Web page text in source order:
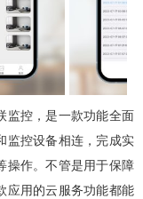
监控，是一款功能全面
监控设备相连，完成实
操作。不管是用于保障
应用的云服务功能都能